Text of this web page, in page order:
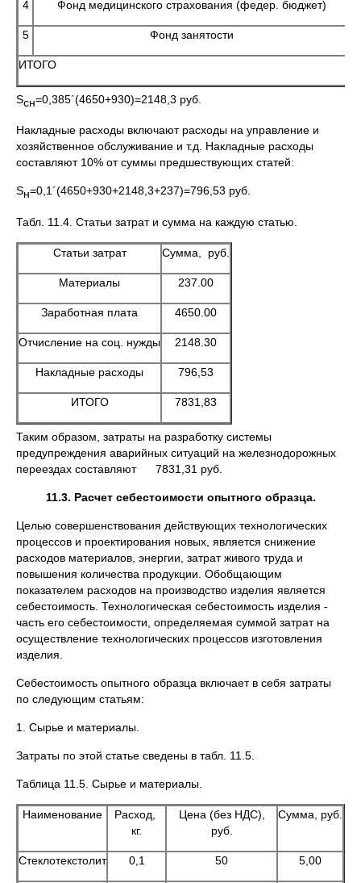
4 Фонд медицинского страхования (федер. бюджет)
5 Фонд занятости
ИТОГО
Sсн=0,385´(4650+930)=2148,3 руб.
Накладные расходы включают расходы на управление и
хозяйственное обслуживание и т.д. Накладные расходы
составляют 10% от суммы предшествующих статей:
Sн=0,1´(4650+930+2148,3+237)=796,53 руб.
Табл. 11.4. Статьи затрат и сумма на каждую статью.
Статьи затрат Сумма, руб.
Материалы 237.00
Заработная плата 4650.00
Отчисление на соц. нужды 2148.30
Накладные расходы 796,53
ИТОГО 7831,83
Таким образом, затраты на разработку системы
предупреждения аварийных ситуаций на железнодорожных
переездах составляют 7831,31 руб.
11.3. Расчет себестоимости опытного образца.
Целью совершенствования действующих технологических
процессов и проектирования новых, является снижение
расходов материалов, энергии, затрат живого труда и
повышения количества продукции. Обобщающим
показателем расходов на производство изделия является
себестоимость. Технологическая себестоимость изделия -
часть его себестоимости, определяемая суммой затрат на
осуществление технологических процессов изготовления
изделия.
Себестоимость опытного образца включает в себя затраты
по следующим статьям:
1. Сырье и материалы.
Затраты по этой статье сведены в табл. 11.5.
Таблица 11.5. Сырье и материалы.
Наименование
Расход,
кг.
Цена (без НДС),
руб.
Сумма, руб.
Стеклотекстолит 0,1 50 5,00